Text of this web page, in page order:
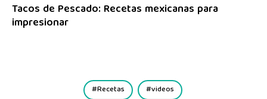
Tacos de Pescado: Recetas mexicanas para
impresionar
Recetas videos